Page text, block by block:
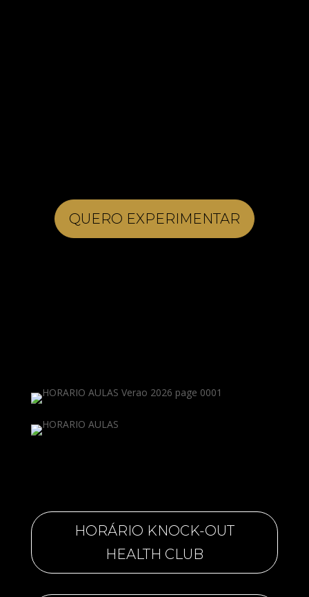
QUERO EXPERIMENTAR
HORÁRIO KNOCK-OUT
HEALTH CLUB